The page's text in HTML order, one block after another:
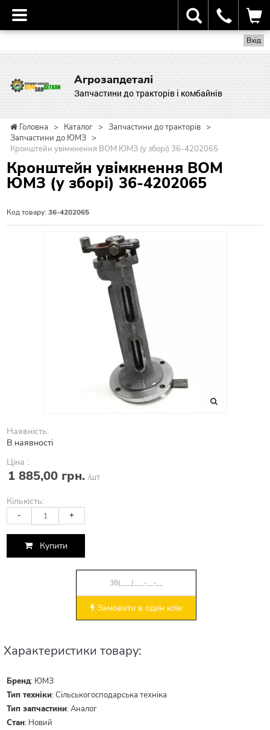
Вхід
Агрозапдеталі
Запчастини до тракторів і комбайнів
Головна > Каталог > Запчастини до тракторів >
Запчастини до ЮМЗ >
Кронштейн увімкнення ВОМ ЮМЗ (у зборі) 36-4202065
Кронштейн увімкнення ВОМ
ЮМЗ (у зборі) 36-4202065
Код товару: 36-4202065
Наявність:
В наявності
Ціна :
1 885,00 грн. /шт
Кількість:
- +
Купити
Замовити в один клік
Характеристики товару:
Бренд: ЮМЗ
Тип техніки:Сільськогосподарська техніка
Тип запчастини:Аналог
Стан: Новий